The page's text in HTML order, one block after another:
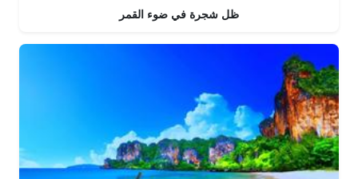
ظل شجرة في ضوء القمر